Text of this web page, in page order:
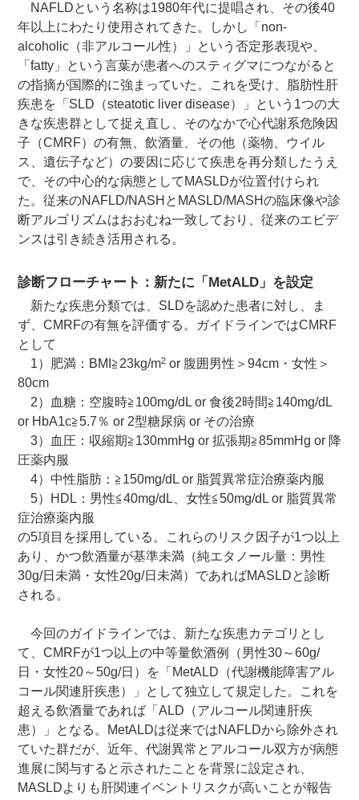
NAFLDという名称は1980年代に提唱され、その後40
年以上にわたり使用されてきた。しかし「non-
alcoholic（非アルコール性）」という否定形表現や、
「fatty」という言葉が患者へのスティグマにつながると
の指摘が国際的に強まっていた。これを受け、脂肪性肝
疾患を「SLD（steatotic liver disease）」という1つの大
きな疾患群として捉え直し、そのなかで心代謝系危険因
子（CMRF）の有無、飲酒量、その他（薬物、ウイル
ス、遺伝子など）の要因に応じて疾患を再分類したうえ
で、その中心的な病態としてMASLDが位置付けられ
た。従来のNAFLD/NASHとMASLD/MASHの臨床像や診
断アルゴリズムはおおむね一致しており、従来のエビデ
ンスは引き続き活用される。
診断フローチャート：新たに「MetALD」を設定
新たな疾患分類では、SLDを認めた患者に対し、ま
ず、CMRFの有無を評価する。ガイドラインではCMRF
として
1）肥満：BMI≧23kg/m2or 腹囲男性＞94cm・女性＞
80cm
2）血糖：空腹時≧100mg/dL or 食後2時間≧140mg/dL
or HbA1c≧5.7％ or 2型糖尿病 or その治療
3）血圧：収縮期≧130mmHg or 拡張期≧85mmHg or 降
圧薬内服
4）中性脂肪：≧150mg/dL or 脂質異常症治療薬内服
5）HDL：男性≦40mg/dL、女性≦50mg/dL or 脂質異常
症治療薬内服
の5項目を採用している。これらのリスク因子が1つ以上
あり、かつ飲酒量が基準未満（純エタノール量：男性
30g/日未満・女性20g/日未満）であればMASLDと診断
される。
今回のガイドラインでは、新たな疾患カテゴリとし
て、CMRFが1つ以上の中等量飲酒例（男性30～60g/
日・女性20～50g/日）を「MetALD（代謝機能障害アル
コール関連肝疾患）」として独立して規定した。これを
超える飲酒量であれば「ALD（アルコール関連肝疾
患）」となる。MetALDは従来ではNAFLDから除外され
ていた群だが、近年、代謝異常とアルコール双方が病態
進展に関与すると示されたことを背景に設定され、
MASLDよりも肝関連イベントリスクが高いことが報告